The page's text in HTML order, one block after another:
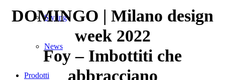
Styling
News
Prodotti
DOMINGO | Milano design
week 2022
Foy – Imbottiti che
abbracciano